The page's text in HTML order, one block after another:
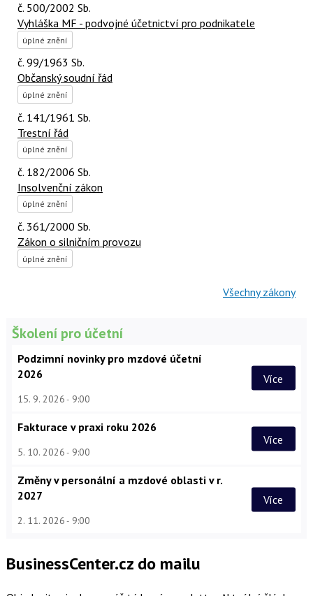
č. 500/2002 Sb.
Vyhláška MF - podvojné účetnictví pro podnikatele
úplné znění
č. 99/1963 Sb.
Občanský soudní řád
úplné znění
č. 141/1961 Sb.
Trestní řád
úplné znění
č. 182/2006 Sb.
Insolvenční zákon
úplné znění
č. 361/2000 Sb.
Zákon o silničním provozu
úplné znění
Všechny zákony
Školení pro účetní
Podzimní novinky pro mzdové účetní
2026
15. 9. 2026 9:00
Více
Fakturace v praxi roku 2026
5. 10. 2026 9:00
Více
Změny v personální a mzdové oblasti v r.
2027
2. 11. 2026 9:00
Více
BusinessCenter.cz do mailu